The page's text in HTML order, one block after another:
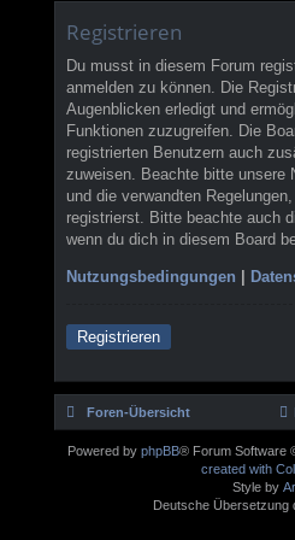
Registrieren
Du musst in diesem Forum
anmelden zu können. Die
Augenblicken erledigt und
Funktionen zuzugreifen. Die
registrierten Benutzern auch
zuweisen. Beachte bitte unsere
und die verwandten
registrierst. Bitte beachte auch
wenn du dich in diesem Board
Nutzungsbedingungen
Registrieren
Foren-Übersicht
Powered by phpBB® Forum Software
created with
Style by
Deutsche Übersetzung